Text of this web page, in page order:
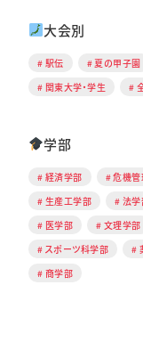
大会別
駅伝 夏の甲子園
関東大学・学生
学部
経済学部 危機
生産工学部
法学
医学部
文理学部
スポーツ科学部
商学部